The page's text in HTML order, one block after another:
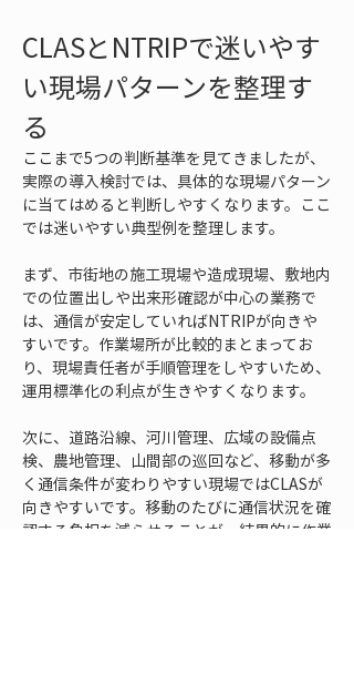
CLASとNTRIPで迷いやす
い現場パターンを整理す
る
ここまで5つの判断基準を見てきましたが、
実際の導入検討では、具体的な現場パターン
に当てはめると判断しやすくなります。ここ
では迷いやすい典型例を整理します。
まず、市街地の施工現場や造成現場、敷地内
での位置出しや出来形確認が中心の業務で
は、通信が安定していればNTRIPが向きや
すいです。作業場所が比較的まとまってお
り、現場責任者が手順管理をしやすいため、
運用標準化の利点が生きやすくなります。
次に、道路沿線、河川管理、広域の設備点
検、農地管理、山間部の巡回など、移動が多
く通信条件が変わりやすい現場ではCLASが
向きやすいです。移動のたびに通信状況を確
認する負担を減らせることが、結果的に作業